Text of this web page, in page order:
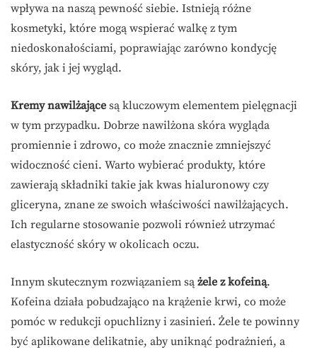
wpływa na naszą pewność siebie. Istnieją różne
kosmetyki, które mogą wspierać walkę z tym
niedoskonałościami, poprawiając zarówno kondycję
skóry, jak i jej wygląd.
Kremy nawilżające są kluczowym elementem pielęgnacji
w tym przypadku. Dobrze nawilżona skóra wygląda
promiennie i zdrowo, co może znacznie zmniejszyć
widoczność cieni. Warto wybierać produkty, które
zawierają składniki takie jak kwas hialuronowy czy
gliceryna, znane ze swoich właściwości nawilżających.
Ich regularne stosowanie pozwoli również utrzymać
elastyczność skóry w okolicach oczu.
Innym skutecznym rozwiązaniem są żele z kofeiną.
Kofeina działa pobudzająco na krążenie krwi, co może
pomóc w redukcji opuchlizny i zasinień. Żele te powinny
być aplikowane delikatnie, aby uniknąć podrażnień, a